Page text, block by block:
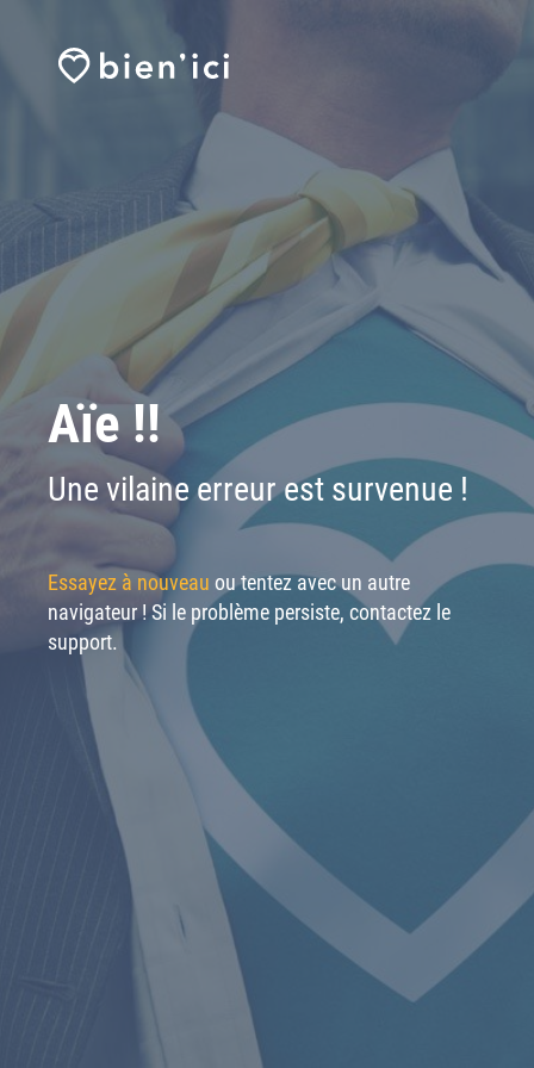
Aïe !!
Une vilaine erreur est survenue !
Essayez à nouveau ou tentez avec un autre
navigateur ! Si le problème persiste, contactez le
support.